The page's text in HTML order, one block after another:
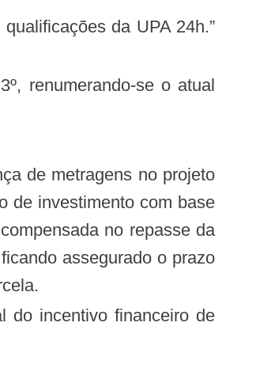
da UPA 24h.”
no projeto
de investimento com base
no repasse da
assegurado o prazo
do incentivo financeiro de